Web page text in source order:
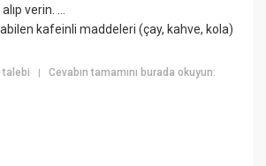
verin. ...
kafeinli maddeleri (çay, kahve, kola)
talebi |Cevabın tamamını burada okuyun: